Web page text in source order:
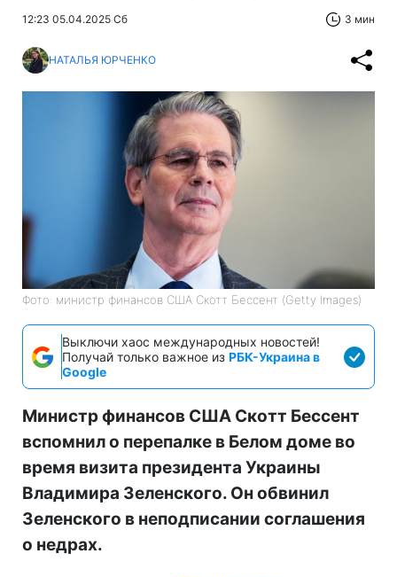
12:23 05.04.2025 Сб 3 мин
НАТАЛЬЯ ЮРЧЕНКО
Фото: министр финансов США Скотт Бессент (Getty Images)
Выключи хаос международных новостей!
Получай только важное из РБК-Украина в
Google
Министр финансов США Скотт Бессент
вспомнил о перепалке в Белом доме во
время визита президента Украины
Владимира Зеленского. Он обвинил
Зеленского в неподписании соглашения
о недрах.